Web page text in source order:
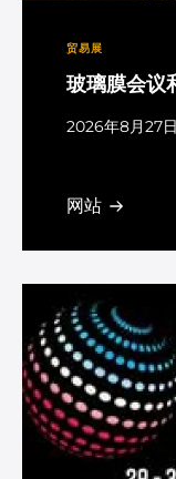
贸易展
玻璃膜会议
2026年8月27日
网站